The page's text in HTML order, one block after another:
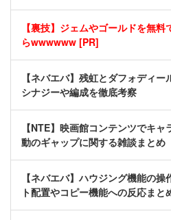
【裏技】ジェムやゴールドを無
らwwwwww [PR]
【ネバエバ】残虹とダフォディ
シナジーや編成を徹底考察
【NTE】映画館コンテンツでキ
動のギャップに関する雑談まとめ
【ネバエバ】ハウジング機能の
ト配置やコピー機能への反応まと